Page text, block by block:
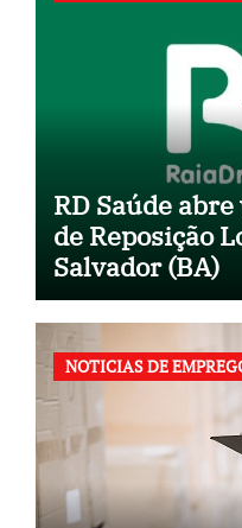
RD Saúde
de Reposição
Salvador (BA)
NOTICIAS DE